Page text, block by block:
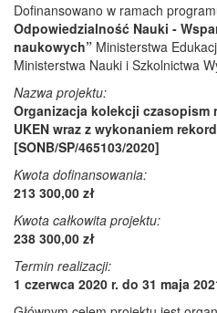
Dofinansowano w ramach
Odpowiedzialność Nauki -
naukowych” Ministerstwa
Ministerstwa Nauki i Szkolnictwa
Nazwa projektu:
Organizacja kolekcji czasopism
UKEN wraz z wykonaniem
[SONB/SP/465103/2020]
Kwota dofinansowania:
213 300,00 zł
Kwota całkowita projektu:
238 300,00 zł
Termin realizacji:
1 czerwca 2020 r. do 31 maja